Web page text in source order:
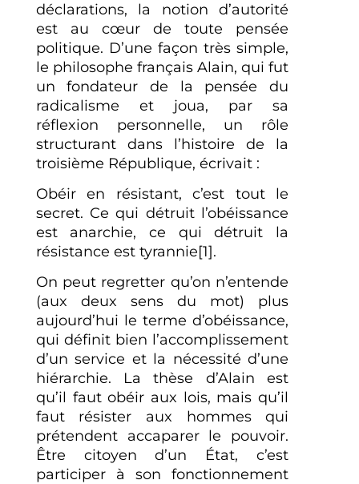
déclarations, la notion d’autorité
est au cœur de toute pensée
politique. D’une façon très simple,
le philosophe français Alain, qui fut
un fondateur de la pensée du
radicalisme et joua, par sa
réflexion personnelle, un rôle
structurant dans l’histoire de la
troisième République, écrivait :
Obéir en résistant, c’est tout le
secret. Ce qui détruit l’obéissance
est anarchie, ce qui détruit la
résistance est tyrannie[1].
On peut regretter qu’on n’entende
(aux deux sens du mot) plus
aujourd’hui le terme d’obéissance,
qui définit bien l’accomplissement
d’un service et la nécessité d’une
hiérarchie. La thèse d’Alain est
qu’il faut obéir aux lois, mais qu’il
faut résister aux hommes qui
prétendent accaparer le pouvoir.
Être citoyen d’un État, c’est
participer à son fonctionnement